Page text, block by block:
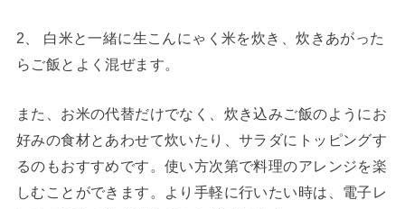
2、 白米と一緒に生こんにゃく米を炊き、炊きあがった
らご飯とよく混ぜます。
また、お米の代替だけでなく、炊き込みご飯のようにお
好みの食材とあわせて炊いたり、サラダにトッピングす
るのもおすすめです。使い方次第で料理のアレンジを楽
しむことができます。より手軽に行いたい時は、電子レ